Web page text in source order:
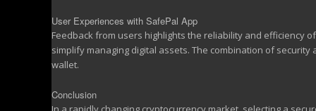
User Experiences with SafePal App
Feedback from users highlights the reliability and efficiency
simplify managing digital assets. The combination of
wallet.
Conclusion